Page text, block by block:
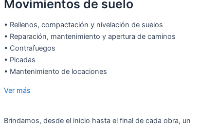
Movimientos de suelo
• Rellenos, compactación y nivelación de suelos
• Reparación, mantenimiento y apertura de caminos
• Contrafuegos
• Picadas
• Mantenimiento de locaciones
Ver más
Brindamos, desde el inicio hasta el final de cada obra, un